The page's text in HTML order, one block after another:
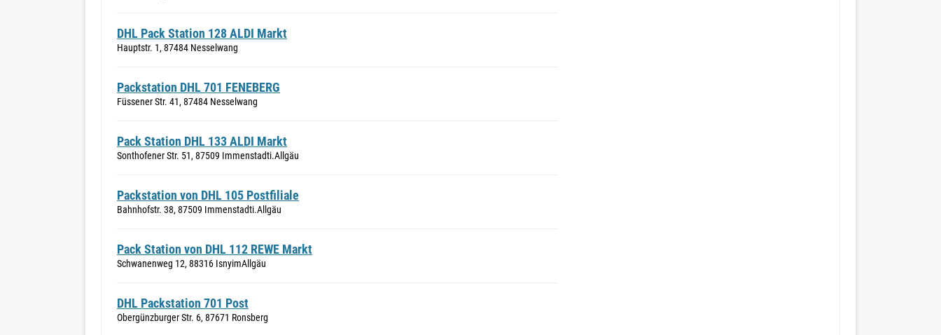
DHL Pack Station 128 ALDI Markt
Hauptstr. 1, 87484 Nesselwang
Packstation DHL 701 FENEBERG
Füssener Str. 41, 87484 Nesselwang
Pack Station DHL 133 ALDI Markt
Sonthofener Str. 51, 87509 Immenstadti.Allgäu
Packstation von DHL 105 Postfiliale
Bahnhofstr. 38, 87509 Immenstadti.Allgäu
Pack Station von DHL 112 REWE Markt
Schwanenweg 12, 88316 IsnyimAllgäu
DHL Packstation 701 Post
Obergünzburger Str. 6, 87671 Ronsberg